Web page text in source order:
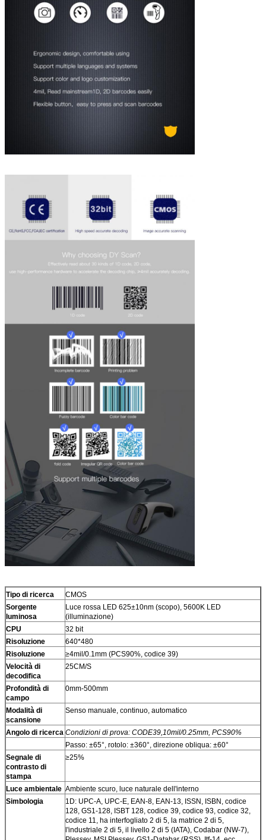
Tipo di ricerca
CMOS
Sorgente
luminosa
Luce rossa LED 625±10nm (scopo), 5600K LED
(illuminazione)
CPU
32 bit
Risoluzione
640*480
Risoluzione
≥4mil/0.1mm (PCS90%, codice 39)
Velocità di
decodifica
25CM/S
Profondità di
campo
0mm-500mm
Modalità di
scansione
Senso manuale, continuo, automatico
Angolo di ricerca Condizioni di prova: CODE39,10mil/0.25mm, PCS90%
Passo: ±65°, rotolo: ±360°, direzione obliqua: ±60°
Segnale di
contrasto di
stampa
≥25%
Luce ambientale Ambiente scuro, luce naturale dell'interno
Simbologia
1D: UPC-A, UPC-E, EAN-8, EAN-13, ISSN, ISBN, codice
128, GS1-128, ISBT 128, codice 39, codice 93, codice 32,
codice 11, ha interfogliato 2 di 5, la matrice 2 di 5,
l'industriale 2 di 5, il livello 2 di 5 (IATA), Codabar (NW-7),